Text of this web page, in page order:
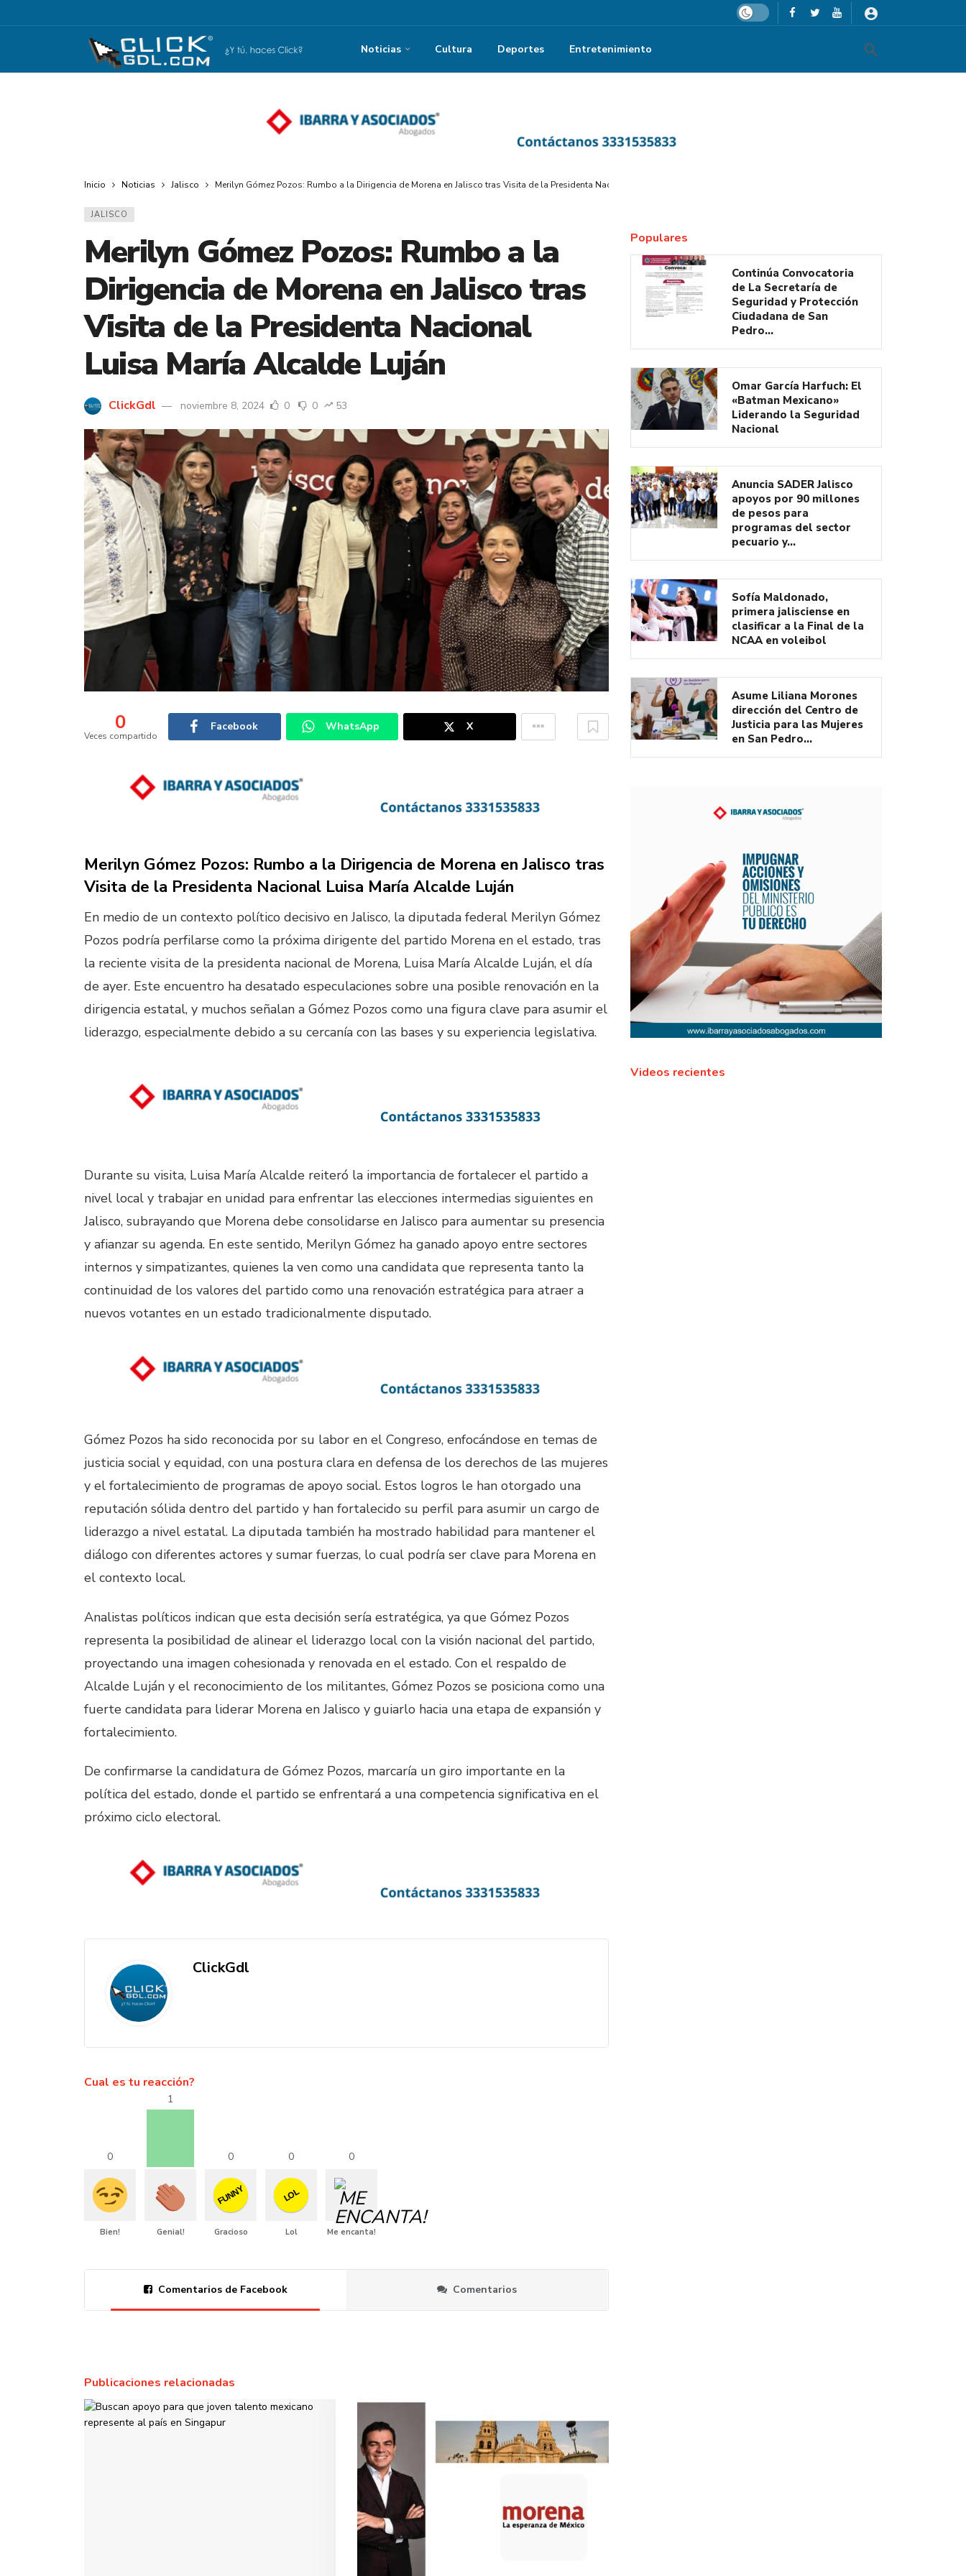
Dark mode
Noticias Cultura Deportes Entretenimiento
Inicio Noticias Jalisco Merilyn Gómez Pozos: Rumbo a la Dirigencia de Morena en Jalisco tras Visita de la Presidenta Nacional Luisa María Alcalde Luján
JALISCO
Merilyn Gómez Pozos: Rumbo a la
Dirigencia de Morena en Jalisco tras
Visita de la Presidenta Nacional
Luisa María Alcalde Luján
ClickGdl noviembre 8, 2024 0 0 53
0
Veces compartido
Facebook WhatsApp X
Merilyn Gómez Pozos: Rumbo a la Dirigencia de Morena en Jalisco tras
Visita de la Presidenta Nacional Luisa María Alcalde Luján
En medio de un contexto político decisivo en Jalisco, la diputada federal Merilyn Gómez
Pozos podría perfilarse como la próxima dirigente del partido Morena en el estado, tras
la reciente visita de la presidenta nacional de Morena, Luisa María Alcalde Luján, el día
de ayer. Este encuentro ha desatado especulaciones sobre una posible renovación en la
dirigencia estatal, y muchos señalan a Gómez Pozos como una figura clave para asumir el
liderazgo, especialmente debido a su cercanía con las bases y su experiencia legislativa.
Durante su visita, Luisa María Alcalde reiteró la importancia de fortalecer el partido a
nivel local y trabajar en unidad para enfrentar las elecciones intermedias siguientes en
Jalisco, subrayando que Morena debe consolidarse en Jalisco para aumentar su presencia
y afianzar su agenda. En este sentido, Merilyn Gómez ha ganado apoyo entre sectores
internos y simpatizantes, quienes la ven como una candidata que representa tanto la
continuidad de los valores del partido como una renovación estratégica para atraer a
nuevos votantes en un estado tradicionalmente disputado.
Gómez Pozos ha sido reconocida por su labor en el Congreso, enfocándose en temas de
justicia social y equidad, con una postura clara en defensa de los derechos de las mujeres
y el fortalecimiento de programas de apoyo social. Estos logros le han otorgado una
reputación sólida dentro del partido y han fortalecido su perfil para asumir un cargo de
liderazgo a nivel estatal. La diputada también ha mostrado habilidad para mantener el
diálogo con diferentes actores y sumar fuerzas, lo cual podría ser clave para Morena en
el contexto local.
Analistas políticos indican que esta decisión sería estratégica, ya que Gómez Pozos
representa la posibilidad de alinear el liderazgo local con la visión nacional del partido,
proyectando una imagen cohesionada y renovada en el estado. Con el respaldo de
Alcalde Luján y el reconocimiento de los militantes, Gómez Pozos se posiciona como una
fuerte candidata para liderar Morena en Jalisco y guiarlo hacia una etapa de expansión y
fortalecimiento.
De confirmarse la candidatura de Gómez Pozos, marcaría un giro importante en la
política del estado, donde el partido se enfrentará a una competencia significativa en el
próximo ciclo electoral.
ClickGdl
Cual es tu reacción?
0
Bien!
1
Genial!
0
FUNNY
Gracioso
0
LOL
Lol
0
Me encanta!
Comentarios de Facebook Comentarios
Publicaciones relacionadas
Populares
Continúa Convocatoria
de La Secretaría de
Seguridad y Protección
Ciudadana de San
Pedro…
Omar García Harfuch: El
«Batman Mexicano»
Liderando la Seguridad
Nacional
Anuncia SADER Jalisco
apoyos por 90 millones
de pesos para
programas del sector
pecuario y…
Sofía Maldonado,
primera jalisciense en
clasificar a la Final de la
NCAA en voleibol
Asume Liliana Morones
dirección del Centro de
Justicia para las Mujeres
en San Pedro…
Videos recientes